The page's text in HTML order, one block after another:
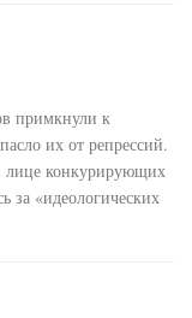
примкнули к
их от репрессий.
лице конкурирующих
за «идеологических